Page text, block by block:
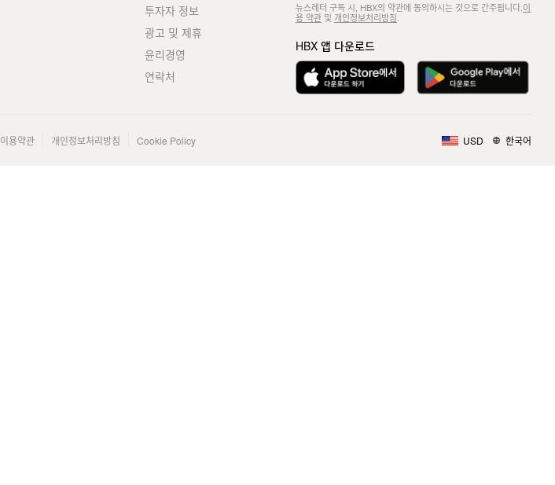
투자자 정보
광고 및 제휴
윤리경영
연락처
뉴스레터 구독 시, HBX의 약관에 동의하시는 것으로 간주됩니다. 이
용 약관및 개인정보처리방침
HBX 앱 다운로드
이용약관 개인정보처리방침 Cookie Policy USD 한국어